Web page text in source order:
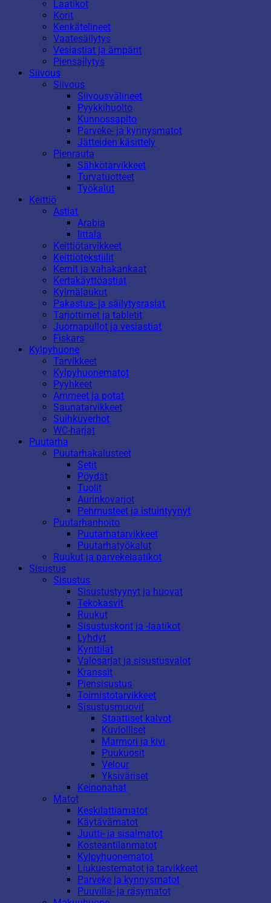
Laatikot
Korit
Kenkätelineet
Vaatesäilytys
Vesiastiat ja ämpärit
Piensäilytys
Siivous
Siivous
Siivousvälineet
Pyykkihuolto
Kunnossapito
Parveke- ja kynnysmatot
Jätteiden käsittely
Pienrauta
Sähkötarvikkeet
Turvatuotteet
Työkalut
Keittiö
Astiat
Arabia
Iittala
Keittiötarvikkeet
Keittiötekstiilit
Kernit ja vahakankaat
Kertakäyttöastiat
Kylmälaukut
Pakastus- ja säilytysrasiat
Tarjottimet ja tabletit
Juomapullot ja vesiastiat
Fiskars
Kylpyhuone
Tarvikkeet
Kylpyhuonematot
Pyyhkeet
Ammeet ja potat
Saunatarvikkeet
Suihkuverhot
WC-harjat
Puutarha
Puutarhakalusteet
Setit
Pöydät
Tuolit
Aurinkovarjot
Pehmusteet ja istuintyynyt
Puutarhanhoito
Puutarhatarvikkeet
Puutarhatyökalut
Ruukut ja parvekelaatikot
Sisustus
Sisustus
Sisustustyynyt ja huovat
Tekokasvit
Ruukut
Sisustuskorit ja -laatikot
Lyhdyt
Kynttilät
Valosarjat ja sisustusvalot
Kranssit
Piensisustus
Toimistotarvikkeet
Sisustusmuovit
Staattiset kalvot
Kuviolliset
Marmori ja kivi
Puukuosit
Velour
Yksiväriset
Keinonahat
Matot
Keskilattiamatot
Käytävämatot
Juutti- ja sisalmatot
Kosteantilanmatot
Kylpyhuonematot
Liukuestematot ja tarvikkeet
Parveke ja kynnysmatot
Puuvilla- ja räsymatot